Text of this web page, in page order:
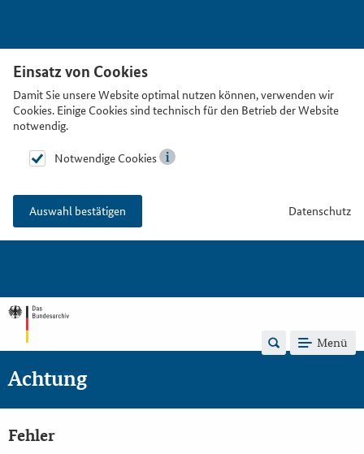
Einsatz von Cookies
Damit Sie unsere Website optimal nutzen können, verwenden wir
Cookies. Einige Cookies sind technisch für den Betrieb der Website
notwendig.
Notwendige Cookies
Auswahl bestätigen Datenschutz
Menü
Achtung
Fehler